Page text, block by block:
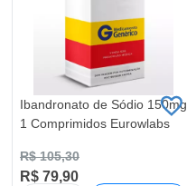
Ibandronato de Sódio 150mg
1 Comprimidos Eurowlabs
R$ 105,30
R$ 79,90